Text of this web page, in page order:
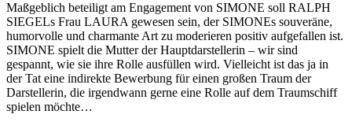
Maßgeblich beteiligt am Engagement von SIMONE soll RALPH
SIEGELs Frau LAURA gewesen sein, der SIMONEs souveräne,
humorvolle und charmante Art zu moderieren positiv aufgefallen ist.
SIMONE spielt die Mutter der Hauptdarstellerin – wir sind
gespannt, wie sie ihre Rolle ausfüllen wird. Vielleicht ist das ja in
der Tat eine indirekte Bewerbung für einen großen Traum der
Darstellerin, die irgendwann gerne eine Rolle auf dem Traumschiff
spielen möchte…